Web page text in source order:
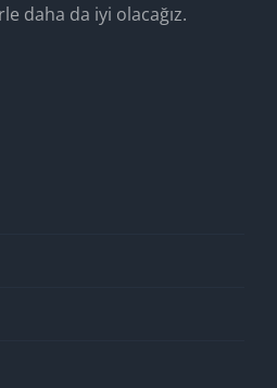
daha da iyi olacağız.